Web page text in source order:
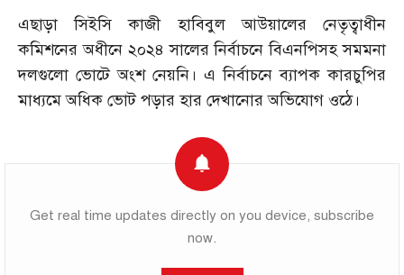
এছাড়া সিইসি কাজী হাবিবুল আউয়ালের নেতৃত্বাধীন
কমিশনের অধীনে ২০২৪ সালের নির্বাচনে বিএনপিসহ সমমনা
দলগুলো ভোটে অংশ নেয়নি। এ নির্বাচনে ব্যাপক কারচুপির
মাধ্যমে অধিক ভোট পড়ার হার দেখানোর অভিযোগ ওঠে।
Get real time updates directly on you device, subscribe
now.